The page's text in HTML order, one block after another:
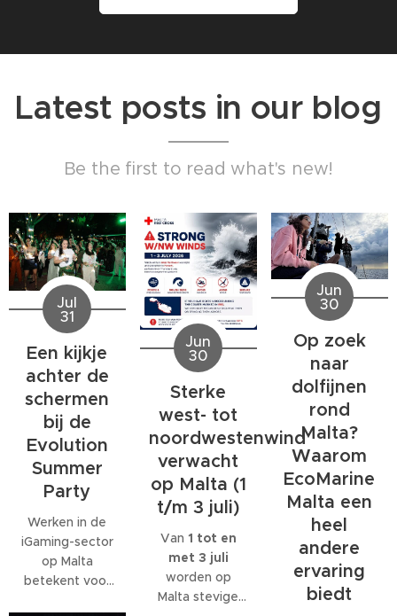
Latest posts in our blog
Be the first to read what's new!
Jul
31
Een kijkje
achter de
schermen
bij de
Evolution
Summer
Party
Werken in de
iGaming-sector
op Malta
betekent voor
Jun
30
Sterke
west- tot
noordwestenwind
verwacht
op Malta (1
t/m 3 juli)
Van 1 tot en
met 3 juli
worden op
Malta stevige
Jun
30
Op zoek
naar
dolfijnen
rond
Malta?
Waarom
EcoMarine
Malta een
heel
andere
ervaring
biedt